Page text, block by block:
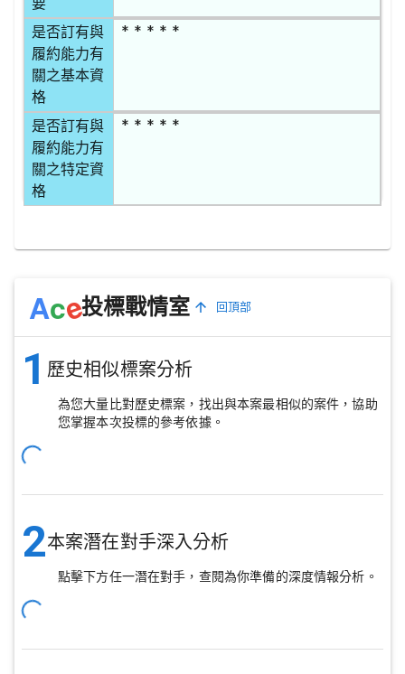
是否訂有與
履約能力有
關之基本資
格
* * * * *
是否訂有與
履約能力有
關之特定資
格
* * * * *
Ace投標戰情室 回頂部
1 歷史相似標案分析
為您大量比對歷史標案，找出與本案最相似的案件，協助
您掌握本次投標的參考依據。
2本案潛在對手深入分析
點擊下方任一潛在對手，查閱為你準備的深度情報分析。